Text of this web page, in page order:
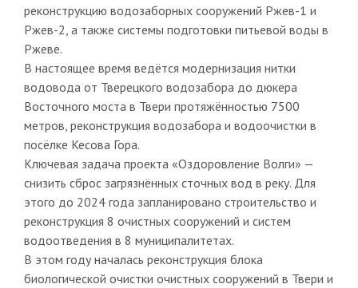
реконструкцию водозаборных сооружений Ржев-1 и
Ржев-2, а также системы подготовки питьевой воды в
Ржеве.
В настоящее время ведётся модернизация нитки
водовода от Тверецкого водозабора до дюкера
Восточного моста в Твери протяжённостью 7500
метров, реконструкция водозабора и водоочистки в
посёлке Кесова Гора.
Ключевая задача проекта «Оздоровление Волги» —
снизить сброс загрязнённых сточных вод в реку. Для
этого до 2024 года запланировано строительство и
реконструкция 8 очистных сооружений и систем
водоотведения в 8 муниципалитетах.
В этом году началась реконструкция блока
биологической очистки очистных сооружений в Твери и